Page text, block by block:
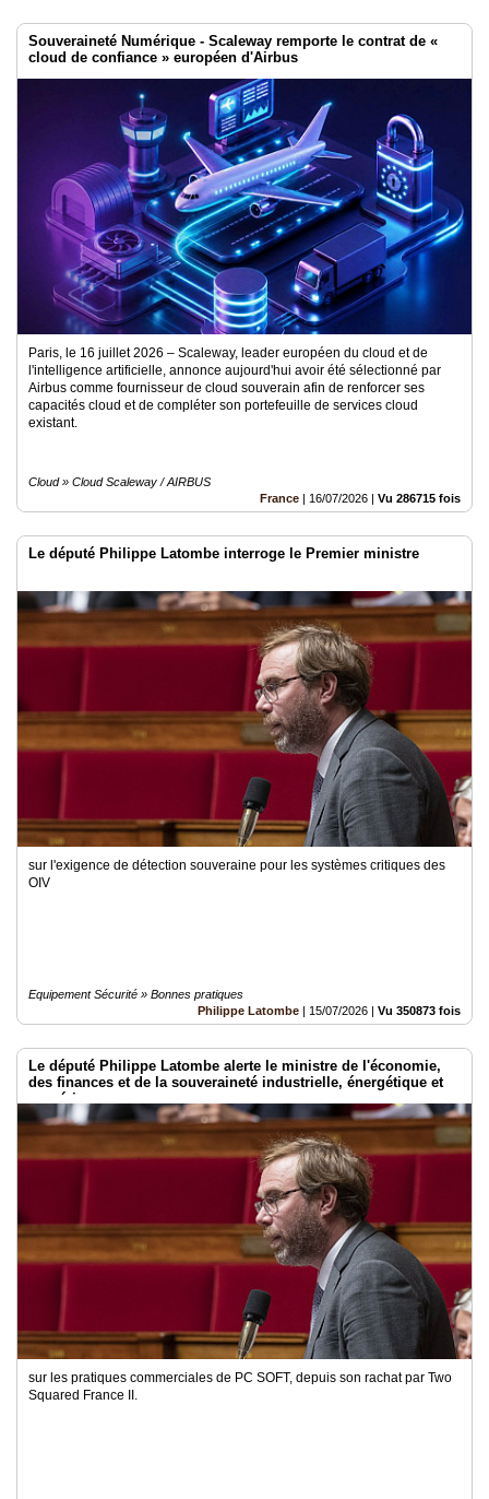
Souveraineté Numérique - Scaleway remporte le contrat de «
cloud de confiance » européen d'Airbus
Paris, le 16 juillet 2026 – Scaleway, leader européen du cloud et de
l'intelligence artificielle, annonce aujourd'hui avoir été sélectionné par
Airbus comme fournisseur de cloud souverain afin de renforcer ses
capacités cloud et de compléter son portefeuille de services cloud
existant.
Cloud » Cloud Scaleway / AIRBUS
France | 16/07/2026 | Vu 286715 fois
Le député Philippe Latombe interroge le Premier ministre
sur l'exigence de détection souveraine pour les systèmes critiques des
OIV
Equipement Sécurité » Bonnes pratiques
Philippe Latombe | 15/07/2026 | Vu 350873 fois
Le député Philippe Latombe alerte le ministre de l'économie,
des finances et de la souveraineté industrielle, énergétique et
numérique
sur les pratiques commerciales de PC SOFT, depuis son rachat par Two
Squared France II.